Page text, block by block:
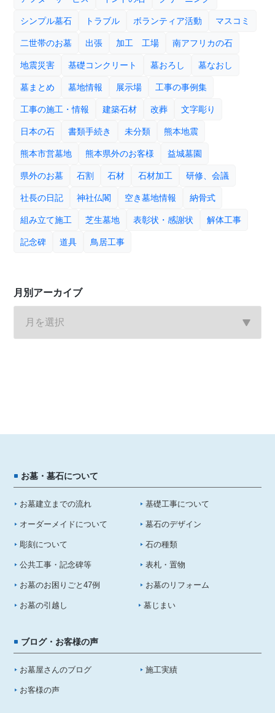
シンプル墓石 トラブル ボランティア活動 マスコミ
二世帯のお墓 出張 加工 工場 南アフリカの石
地震災害 基礎コンクリート 墓おろし 墓なおし
墓まとめ 墓地情報 展示場 工事の事例集
工事の施工・情報 建築石材 改葬 文字彫り
日本の石 書類手続き 未分類 熊本地震
熊本市営墓地 熊本県外のお客様 益城墓園
県外のお墓 石割 石材 石材加工 研修、会議
社長の日記 神社仏閣 空き墓地情報 納骨式
組み立て施工 芝生墓地 表彰状・感謝状 解体工事
記念碑 道具 鳥居工事
月別アーカイブ
お墓・墓石について
お墓建立までの流れ 基礎工事について
オーダーメイドについて 墓石のデザイン
彫刻について 石の種類
公共工事・記念碑等 表札・置物
お墓のお困りごと47例 お墓のリフォーム
お墓の引越し 墓じまい
ブログ・お客様の声
お墓屋さんのブログ 施工実績
お客様の声